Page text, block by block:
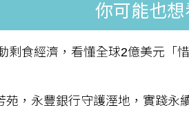
你可能也想
剩食經濟，看懂全球2億美元「
苑，永豐銀行守護溼地，實踐永